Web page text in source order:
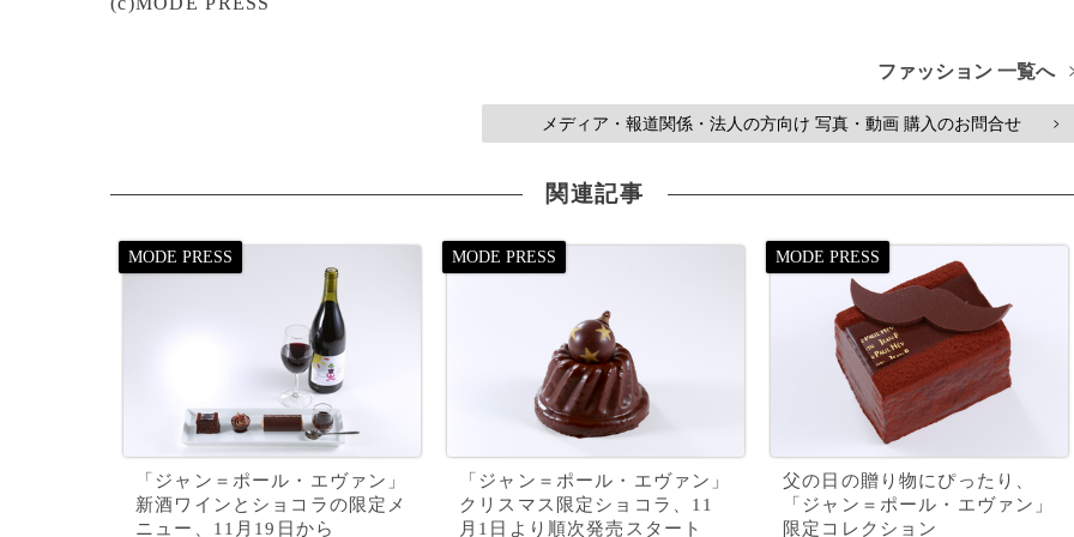
ファッション 一覧へ
メディア・報道関係・法人の方向け 写真・動画 購入のお問合せ >
関連記事
「ジャン＝ポール・エヴァン」
新酒ワインとショコラの限定メ
ニュー、11月19日から
「ジャン＝ポール・エヴァン」
クリスマス限定ショコラ、11
月1日より順次発売スタート
父の日の贈り物にぴったり、
「ジャン＝ポール・エヴァン」
限定コレクション